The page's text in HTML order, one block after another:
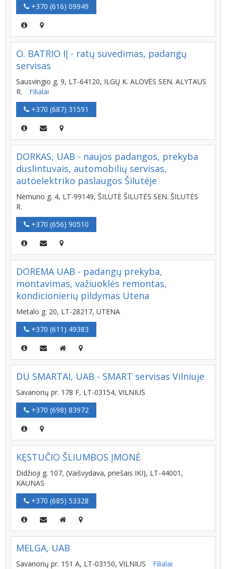
+370 (616) 09949
O. BATRIO IĮ - ratų suvedimas, padangų
servisas
Sausvingio g. 9, LT-64120, ILGŲ K. ALOVĖS SEN. ALYTAUS
R.
Filialai
+370 (687) 31591
DORKAS, UAB - naujos padangos, prekyba
duslintuvais, automobilių servisas,
autoelektriko paslaugos Šilutėje
Nemuno g. 4, LT-99149, ŠILUTĖ ŠILUTĖS SEN. ŠILUTĖS
R.
+370 (656) 90510
DOREMA UAB - padangų prekyba,
montavimas, važiuoklės remontas,
kondicionierių pildymas Utena
Metalo g. 20, LT-28217, UTENA
+370 (611) 49383
DU SMARTAI, UAB - SMART servisas Vilniuje
Savanorių pr. 178 F, LT-03154, VILNIUS
+370 (698) 83972
KĘSTUČIO ŠLIUMBOS ĮMONĖ
Didžioji g. 107, (Vaišvydava, priešais IKI), LT-44001,
KAUNAS
+370 (685) 53328
MELGA, UAB
Savanorių pr. 151 A, LT-03150, VILNIUS
Filialai